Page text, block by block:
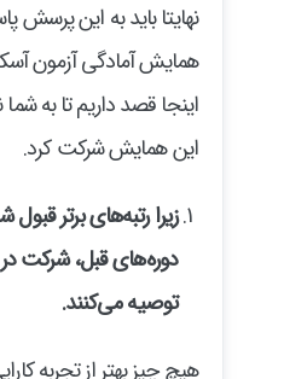
نهایتا باید به این پرسش
همایش آمادگی آزمون
اینجا قصد داریم تا به
این همایش شرکت کرد.
زیرا رتبه‌های برتر
دوره‌های قبل، شرکت
توصیه می‌کنند.
هیچ چیز بهتر از تجربه